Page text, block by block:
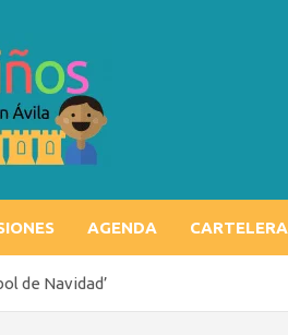
AGENDA CARTELERA
de Navidad’